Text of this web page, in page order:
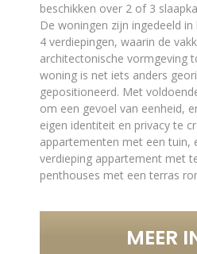
beschikken over 2 of 3
De woningen zijn ingedeeld
4 verdiepingen, waarin de
architectonische vormgeving
woning is net iets anders
gepositioneerd. Met
om een gevoel van eenheid,
eigen identiteit en privacy te
appartementen met een tuin,
verdieping appartement met
penthouses met een terras
MEER